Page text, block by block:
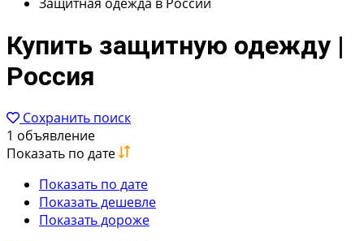
Защитная одежда в России
Купить защитную одежду |
Россия
Сохранить поиск
1 объявление
Показать по дате
Показать по дате
Показать дешевле
Показать дороже